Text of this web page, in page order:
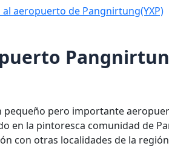
al aeropuerto de Pangnirtung(YXP)
pequeño pero importante
en la pintoresca comunidad de
con otras localidades de la